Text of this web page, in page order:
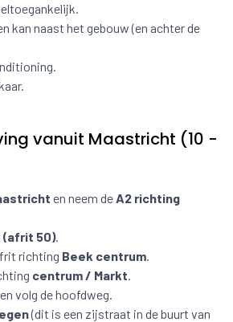
kan naast het gebouw (en achter de
vanuit Maastricht (10 -
en neem deA2 richting
(afrit 50).
richting Beek centrum.
centrum / Markt.
volg de hoofdweg.
(dit is een zijstraat in de buurt van